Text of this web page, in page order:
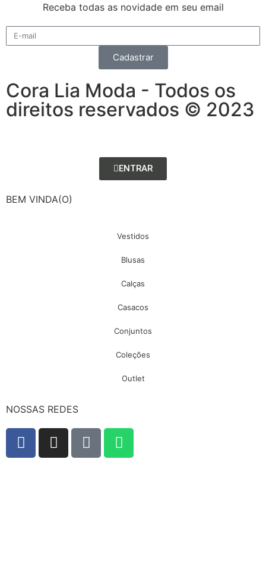
Receba todas as novidade em seu email
Cadastrar
Cora Lia Moda - Todos os
direitos reservados © 2023
ENTRAR
BEM VINDA(O)
Vestidos
Blusas
Calças
Casacos
Conjuntos
Coleções
Outlet
NOSSAS REDES